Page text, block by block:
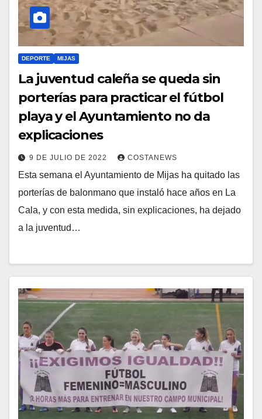
DEPORTE MIJAS
La juventud caleña se queda sin
porterías para practicar el fútbol
playa y el Ayuntamiento no da
explicaciones
9 DE JULIO DE 2022 COSTANEWS
Esta semana el Ayuntamiento de Mijas ha quitado las
porterías de balonmano que instaló hace años en La
Cala, y con esta medida, sin explicaciones, ha dejado
a la juventud…